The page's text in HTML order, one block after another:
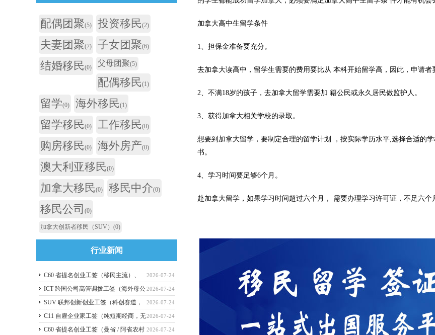
加拿大高中生留学条件
1、担保金准备要充分。
去加拿大读高中，留学生需要的费用要比从 本科开始留学高，因此，申请
2、不满18岁的孩子，去加拿大留学需要加 籍公民或永久居民做监护人。
3、获得加拿大相关学校的录取。
想要到加拿大留学，要制定合理的留学计划 ，按实际学历水平,选择合适的
书。
4、学习时间要足够6个月。
赴加拿大留学，如果学习时间超过六个月， 需要办理学习许可证，不足六个
配偶团聚(5) 投资移民(2)
夫妻团聚(7) 子女团聚(6)
结婚移民(0) 父母团聚(5)
配偶移民(1)
留学(0) 海外移民(1)
留学移民(0) 工作移民(0)
购房移民(0) 海外房产(0)
澳大利亚移民(0)
加拿大移民(0) 移民中介(0)
移民公司 (0)
加拿大创新者移民（SUV） (0)
行业新闻
2026-07-24
C60 省提名创业工签（移民主流）、
C11 自雇工签、SUV 科创工签、ICT 跨国高管工
签比较
2026-07-24
ICT 跨国公司高管调拨工签（海外母公
司开加拿大分公司）
2026-07-24
SUV 联邦创新创业工签（科创赛道，
2026 暂停接收新申请）
2026-07-24
C11 自雇企业家工签（纯短期经商，无
直接永居通道）
2026-07-24
C60 省提名创业工签（曼省 / 阿省农村